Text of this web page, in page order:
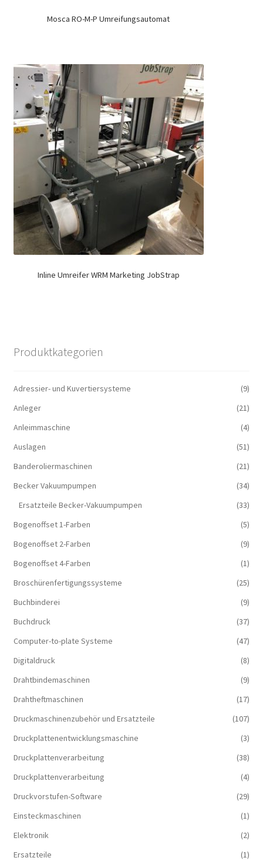
Mosca RO-M-P Umreifungsautomat
Inline Umreifer WRM Marketing JobStrap
Produktkategorien
Adressier- und Kuvertiersysteme
(9)
Anleger
(21)
Anleimmaschine
(4)
Auslagen
(51)
Banderoliermaschinen
(21)
Becker Vakuumpumpen
(34)
Ersatzteile Becker-Vakuumpumpen
(33)
Bogenoffset 1-Farben
(5)
Bogenoffset 2-Farben
(9)
Bogenoffset 4-Farben
(1)
Broschürenfertigungssysteme
(25)
Buchbinderei
(9)
Buchdruck
(37)
Computer-to-plate Systeme
(47)
Digitaldruck
(8)
Drahtbindemaschinen
(9)
Drahtheftmaschinen
(17)
Druckmaschinenzubehör und Ersatzteile
(107)
Druckplattenentwicklungsmaschine
(3)
Druckplattenverarbeitung
(38)
Druckplattenverarbeitung
(4)
Druckvorstufen-Software
(29)
Einsteckmaschinen
(1)
Elektronik
(2)
Ersatzteile
(1)